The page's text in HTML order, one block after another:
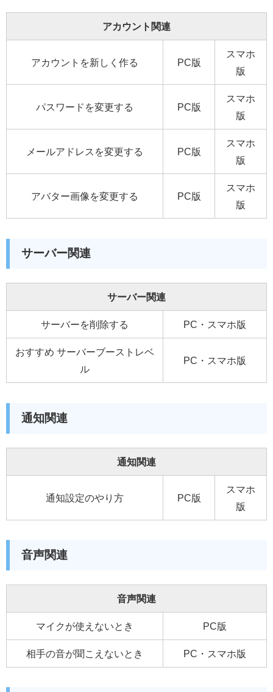
アカウント関連
アカウントを新しく作る PC版
スマホ
版
パスワードを変更する PC版
スマホ
版
メールアドレスを変更する PC版
スマホ
版
アバター画像を変更する PC版
スマホ
版
サーバー関連
サーバー関連
サーバーを削除する PC・スマホ版
おすすめ サーバーブーストレベ
ル
PC・スマホ版
通知関連
通知関連
通知設定のやり方 PC版
スマホ
版
音声関連
音声関連
マイクが使えないとき PC版
相手の音が聞こえないとき PC・スマホ版